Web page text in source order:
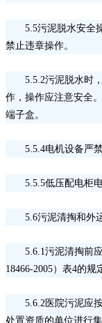
5.5污泥脱水安全
禁止违章操作。
5.5.2污泥脱水时
作，操作应注意安全
端子盒。
5.5.4电机设备严
5.5.5低压配电柜
5.6污泥清掏和外
5.6.1污泥清掏前
18466-2005）表4的
5.6.2医院污泥应
处置资质的单位进行集